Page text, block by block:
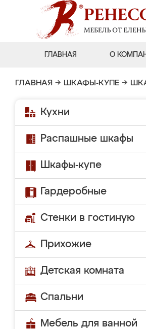
ГЛАВНАЯ О
ГЛАВНАЯ → ШКАФЫ-КУПЕ →
Кухни
Распашные шкафы
Шкафы-купе
Гардеробные
Стенки в гостиную
Прихожие
Детская комната
Спальни
Мебель для ванной